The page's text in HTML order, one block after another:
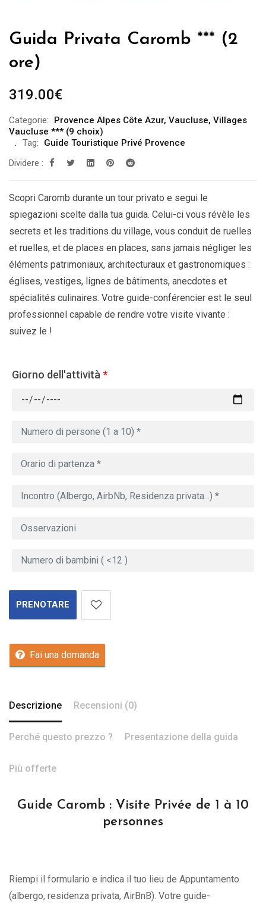
Guida Privata Caromb *** (2
ore)
319.00€
Categorie: Provence Alpes Côte Azur, Vaucluse, Villages
Vaucluse *** (9 choix)
Tag:
Guide Touristique Privé Provence
Dividere :
Scopri Caromb durante un tour privato e segui le
spiegazioni scelte dalla tua guida. Celui-ci vous révèle les
secrets et les traditions du village, vous conduit de ruelles
et ruelles, et de places en places, sans jamais négliger les
éléments patrimoniaux, architecturaux et gastronomiques :
églises, vestiges, lignes de bâtiments, anecdotes et
spécialités culinaires. Votre guide-conférencier est le seul
professionnel capable de rendre votre visite vivante :
suivez le !
Giorno dell'attività *
PRENOTARE
Fai una domanda
Descrizione Recensioni (0)
Perché questo prezzo ? Presentazione della guida
Più offerte
Guide Caromb : Visite Privée de 1 à 10
personnes
Riempi il formulario e indica il tuo lieu de Appuntamento
(albergo, residenza privata, AirBnB). Votre guide-